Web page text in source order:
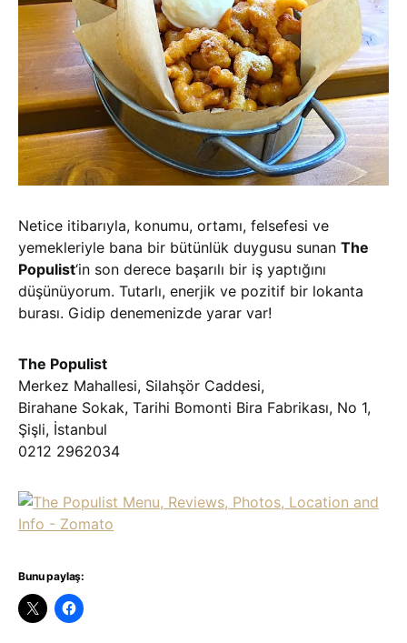
Netice itibarıyla, konumu, ortamı, felsefesi ve
yemekleriyle bana bir bütünlük duygusu sunan The
Populist‘in son derece başarılı bir iş yaptığını
düşünüyorum. Tutarlı, enerjik ve pozitif bir lokanta
burası. Gidip denemenizde yarar var!
The Populist
Merkez Mahallesi, Silahşör Caddesi,
Birahane Sokak, Tarihi Bomonti Bira Fabrikası, No 1,
Şişli, İstanbul
0212 2962034
Bunu paylaş: